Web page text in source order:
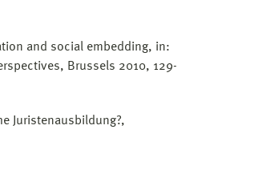
and social embedding, in:
Brussels 2010, 129-
Juristenausbildung?,